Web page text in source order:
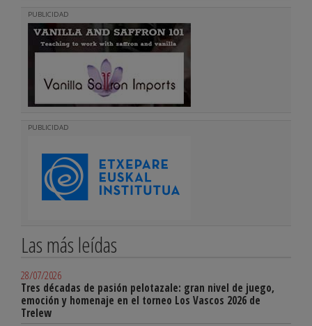
PUBLICIDAD
PUBLICIDAD
Las más leídas
28/07/2026
Tres décadas de pasión pelotazale: gran nivel de juego,
emoción y homenaje en el torneo Los Vascos 2026 de
Trelew